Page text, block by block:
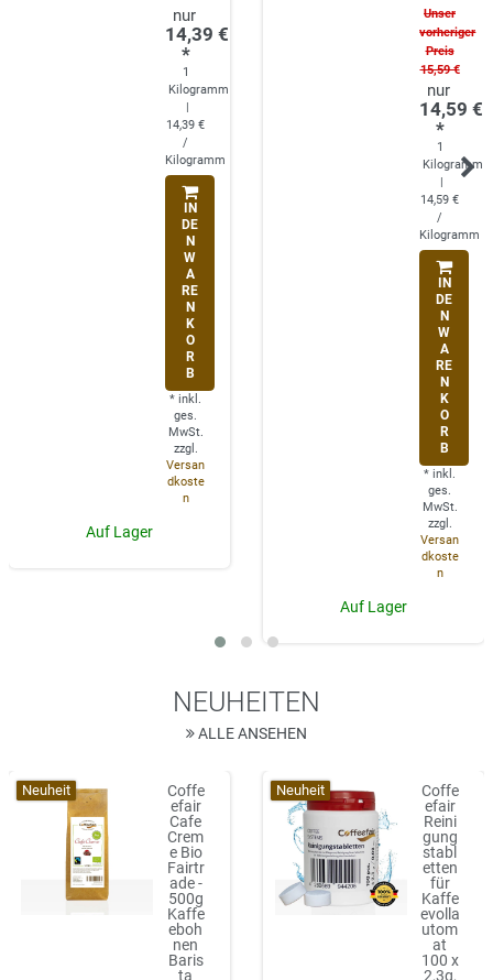
14,39 €
*
1
Kilogramm
14,39 €
/
Kilogramm
IN
DE
N
W
A
RE
N
K
O
R
B
* inkl.
ges.
MwSt.
zzgl.
Versan
dkoste
n
Auf Lager
Unser
vorheriger
Preis
15,59 €
14,59 €
*
1
Kilogramm
14,59 €
/
Kilogramm
IN
DE
N
W
A
RE
N
K
O
R
B
* inkl.
ges.
MwSt.
zzgl.
Versan
dkoste
n
Auf Lager
NEUHEITEN
ALLE ANSEHEN
Neuheit
Coffe
efair
Cafe
Crem
e Bio
Fairtr
ade -
500g
Kaffe
eboh
nen
Baris
ta
Neuheit
Coffe
efair
Reini
gung
stabl
etten
für
Kaffe
evolla
utom
at
100 x
2,3g,